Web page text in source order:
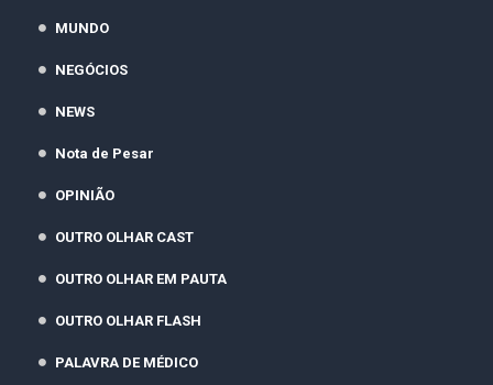
MUNDO
NEGÓCIOS
NEWS
Nota de Pesar
OPINIÃO
OUTRO OLHAR CAST
OUTRO OLHAR EM PAUTA
OUTRO OLHAR FLASH
PALAVRA DE MÉDICO